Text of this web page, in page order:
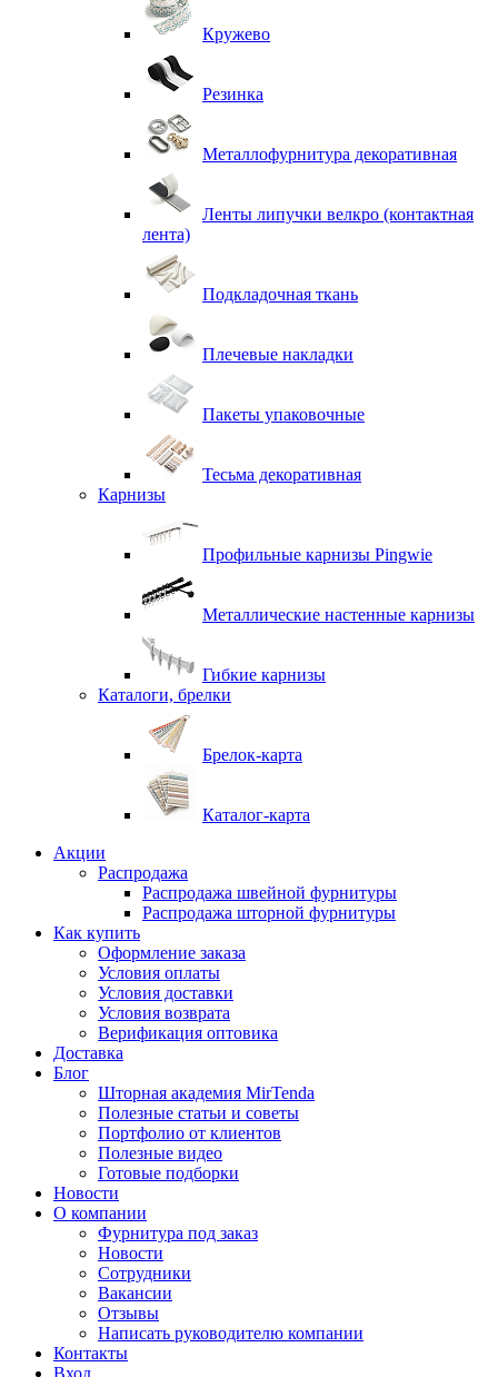
Кружево
Резинка
Металлофурнитура декоративная
Ленты липучки велкро (контактная
лента)
Подкладочная ткань
Плечевые накладки
Пакеты упаковочные
Тесьма декоративная
Карнизы
Профильные карнизы Pingwie
Металлические настенные карнизы
Гибкие карнизы
Каталоги, брелки
Брелок-карта
Каталог-карта
Акции
Распродажа
Распродажа швейной фурнитуры
Распродажа шторной фурнитуры
Как купить
Оформление заказа
Условия оплаты
Условия доставки
Условия возврата
Верификация оптовика
Доставка
Блог
Шторная академия MirTenda
Полезные статьи и советы
Портфолио от клиентов
Полезные видео
Готовые подборки
Новости
О компании
Фурнитура под заказ
Новости
Сотрудники
Вакансии
Отзывы
Написать руководителю компании
Контакты
Вход